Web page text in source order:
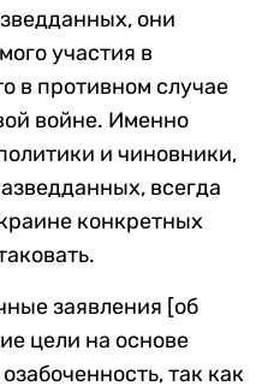
они
участия в
в противном случае
войне. Именно
и чиновники,
всегда
конкретных
заявления [об
цели на основе
так как